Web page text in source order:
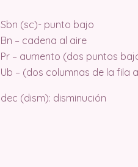
Sbn (sc)- punto bajo
Bn – cadena al aire
Pr – aumento (dos puntos
Ub – (dos columnas de la
dec (dism): disminución